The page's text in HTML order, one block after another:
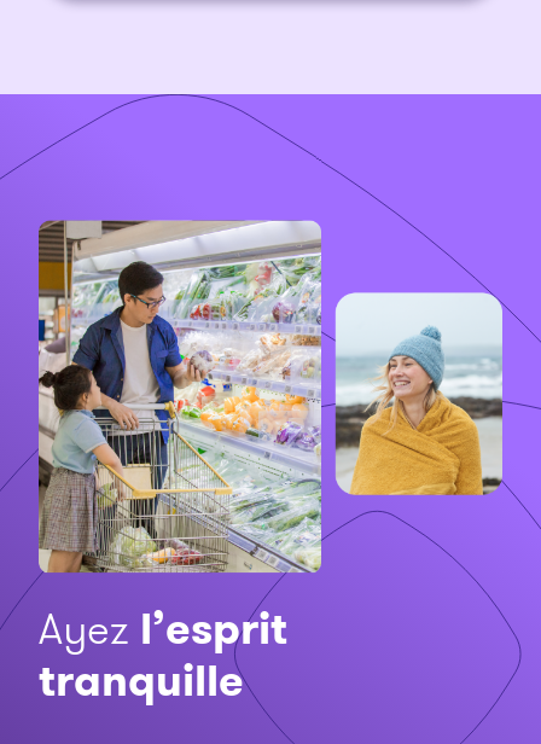
Ayez l’esprit
tranquille